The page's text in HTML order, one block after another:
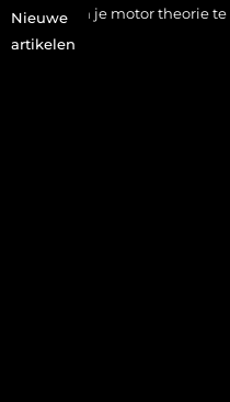
Nieuwe
artikelen
je motor theorie te halen